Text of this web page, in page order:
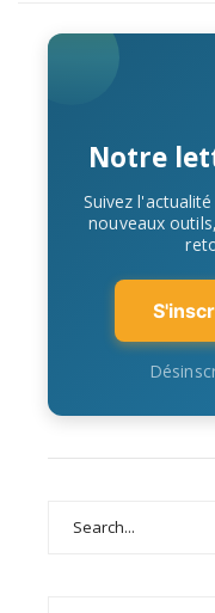
Notre
Suivez
nouveaux